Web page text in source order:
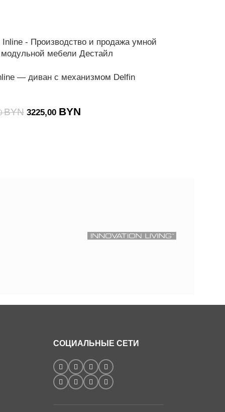
— диван с механизмом Delfin
BYN 3225,00 BYN
СОЦИАЛЬНЫЕ СЕТИ